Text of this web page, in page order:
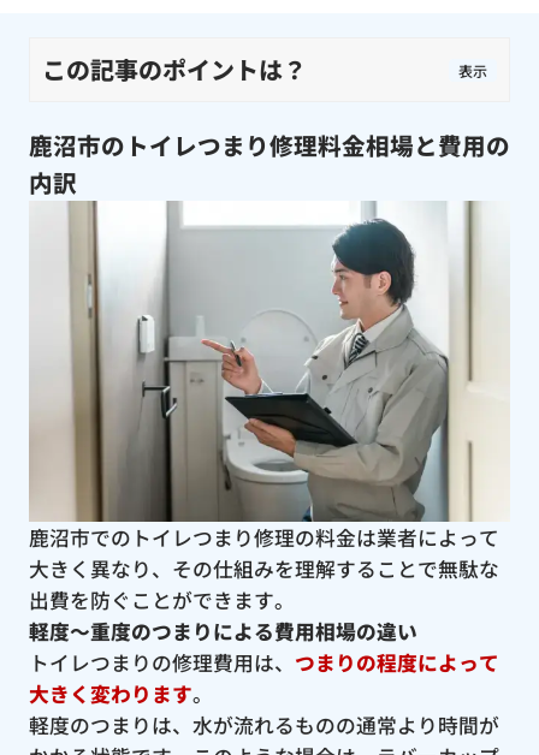
この記事のポイントは？ 表示
鹿沼市のトイレつまり修理料金相場と費用の
内訳
鹿沼市でのトイレつまり修理の料金は業者によって
大きく異なり、その仕組みを理解することで無駄な
出費を防ぐことができます。
軽度〜重度のつまりによる費用相場の違い
トイレつまりの修理費用は、 つまりの程度によって
大きく変わります。
軽度のつまりは、水が流れるものの通常より時間が